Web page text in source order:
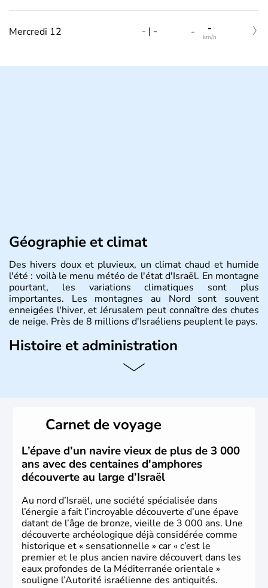
Mercredi 12 - | - - -
km/h
Géographie et climat
Des hivers doux et pluvieux, un climat chaud et humide
l'été : voilà le menu météo de l'état d'Israël. En montagne
pourtant, les variations climatiques sont plus
importantes. Les montagnes au Nord sont souvent
enneigées l'hiver, et Jérusalem peut connaître des chutes
de neige. Près de 8 millions d'Israéliens peuplent le pays.
Histoire et administration
L'Israël est un état de la partie est de la Méditerranée,
vrai essor économique dans le domaine des nouvelles
Carnet de voyage
L’épave d’un navire vieux de plus de 3 000
ans avec des centaines d'amphores
découverte au large d’Israël
Au nord d’Israël, une société spécialisée dans
l’énergie a fait l’incroyable découverte d’une épave
datant de l’âge de bronze, vieille de 3 000 ans. Une
découverte archéologique déjà considérée comme
historique et « sensationnelle » car « c’est le
premier et le plus ancien navire découvert dans les
eaux profondes de la Méditerranée orientale »
souligne l’Autorité israélienne des antiquités.